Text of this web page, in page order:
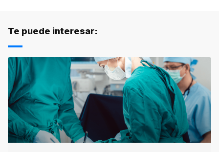
Te puede interesar: